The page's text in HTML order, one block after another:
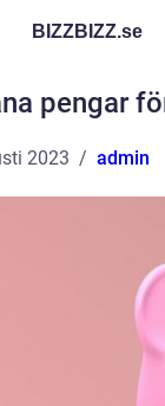
BIZZBIZZ.se
pengar
2023 admin